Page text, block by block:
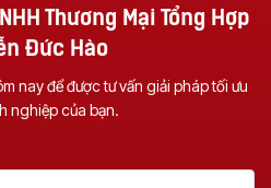
Thương Mại Tổng Hợp
Đức Hào
nay để được tư vấn giải pháp tối ưu
nghiệp của bạn.